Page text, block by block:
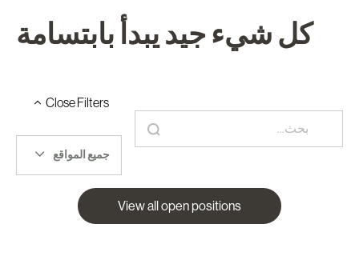
كل شيء جيد يبدأ بابتسامة
CloseFilters
جميع المواقع
View all open positions